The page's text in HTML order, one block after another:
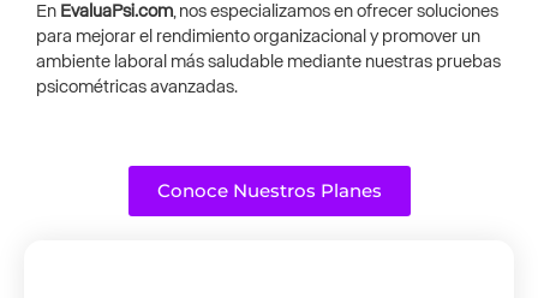
En EvaluaPsi.com , nos especializamos en ofrecer soluciones
para mejorar el rendimiento organizacional y promover un
ambiente laboral más saludable mediante nuestras pruebas
psicométricas avanzadas.
Conoce Nuestros Planes